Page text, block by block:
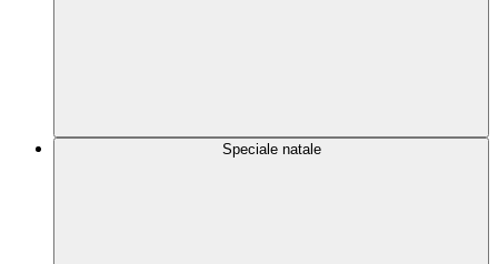
Speciale natale